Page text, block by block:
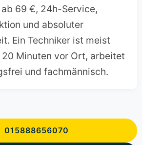
69 €, 24h-Service,
und absoluter
Ein Techniker ist meist
Minuten vor Ort, arbeitet
und fachmännisch.
015888656070